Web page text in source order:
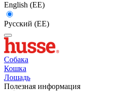
English (EE)
Русский (EE)
Собака
Кошка
Лошадь
Полезная информация